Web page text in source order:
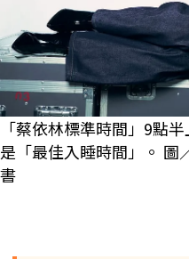
「蔡依林標準時間」9點
是「最佳入睡時間」。 圖
書